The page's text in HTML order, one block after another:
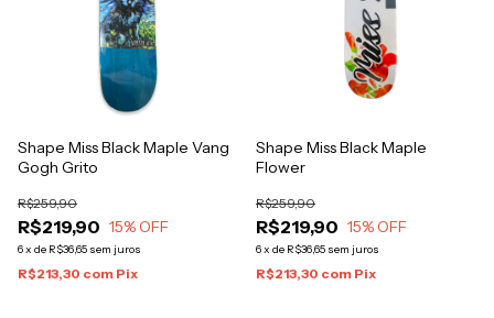
Shape Miss Black Maple Vang
Gogh Grito
R$219,90
R$259,90
15% OFF
6x de R$36,65 sem juros
R$213,30 com Pix
Shape Miss Black Maple
Flower
R$219,90
R$259,90
15% OFF
6x de R$36,65 sem juros
R$213,30 com Pix